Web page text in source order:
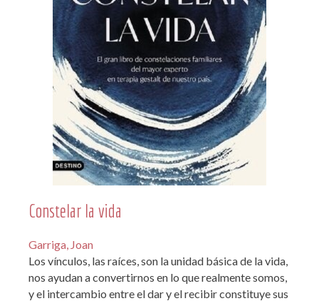
Constelar la vida
Garriga, Joan
Los vínculos, las raíces, son la unidad básica de la vida,
nos ayudan a convertirnos en lo que realmente somos,
y el intercambio entre el dar y el recibir constituye sus